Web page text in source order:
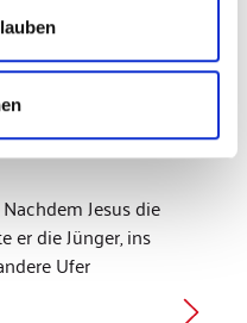
zum
Jesus die
er die Jünger, ins
Ufer